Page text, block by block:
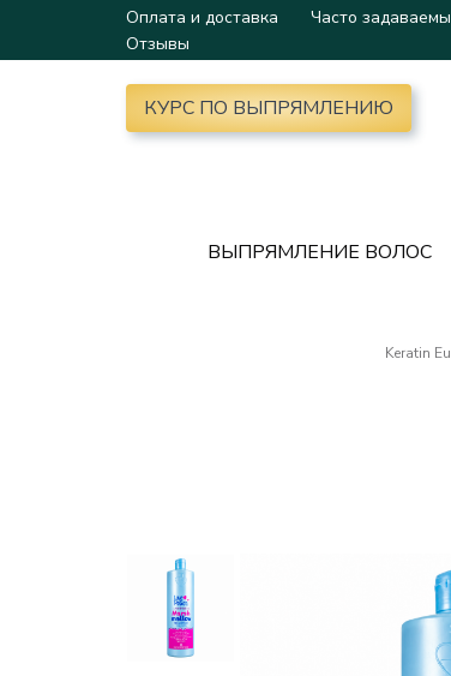
Оплата и доставка Часто
Отзывы
КУРС ПО ВЫПРЯМЛЕНИЮ
ВЫПРЯМЛЕНИЕ ВОЛОС
Keratin